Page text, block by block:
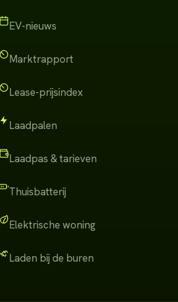
EV-nieuws
Marktrapport
Lease-prijsindex
Laadpalen
Laadpas & tarieven
Thuisbatterij
Elektrische woning
Laden bij de buren